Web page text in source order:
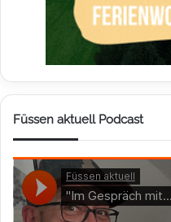
Füssen aktuell Podcast